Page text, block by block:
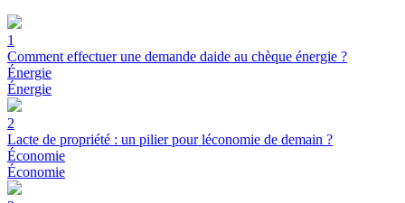
1
Comment effectuer une demande daide au chèque énergie ?
Énergie
Énergie
2
Lacte de propriété : un pilier pour léconomie de demain ?
Économie
Économie